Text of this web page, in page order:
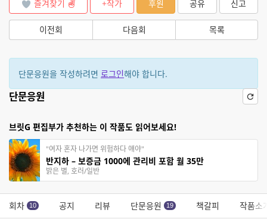
즐겨찾기 +작가 후원 공유 신고
이전회 다음회 목록
단문응원을 작성하려면 로그인해야 합니다.
단문응원
브릿G 편집부가 추천하는 이 작품도 읽어보세요!
"여자 혼자 나가면 위험하다 얘야"
반지하 – 보증금 1000에 관리비 포함 월 35만
밝은 별, 호러/일반
회차 10 공지 리뷰 단문응원 19 책갈피 작품소